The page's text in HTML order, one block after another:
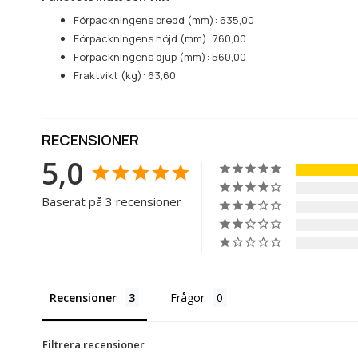
Förpackningens bredd (mm): 635,00
Förpackningens höjd (mm): 760,00
Förpackningens djup (mm): 560,00
Fraktvikt (kg): 63,60
RECENSIONER
5,0
Baserat på 3 recensioner
Recensioner Frågor
Filtrera recensioner